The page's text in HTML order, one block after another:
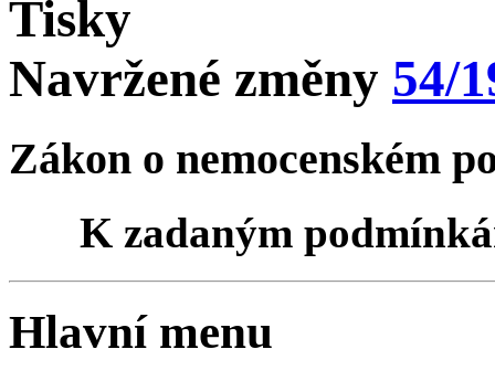
Tisky
Navržené změny 54/
Zákon o nemocenském
K zadaným
Hlavní menu